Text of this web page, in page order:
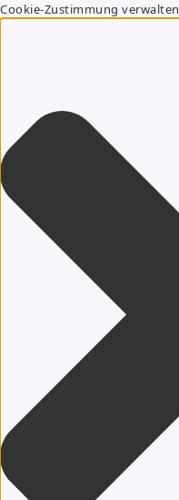
Cookie-Zustimmung verwalten